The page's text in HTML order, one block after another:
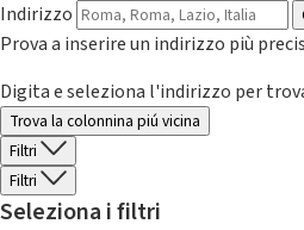
Indirizzo
Prova a inserire un indirizzo più
Digita e seleziona l'indirizzo per
Trova la colonnina piú vicina
Filtri
Filtri
Seleziona i filtri